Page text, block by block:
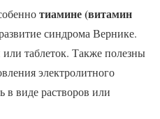
тиамине (витамин
синдрома Вернике.
таблеток. Также полезны
электролитного
виде растворов или